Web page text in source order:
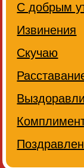
С добрым
Извинения
Скучаю